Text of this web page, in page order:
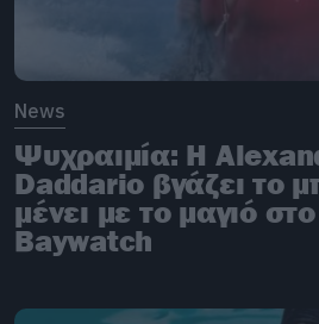
News
Ψυχραιμία: Η
Daddario βγάζει το
μένει με το μαγιό
Baywatch